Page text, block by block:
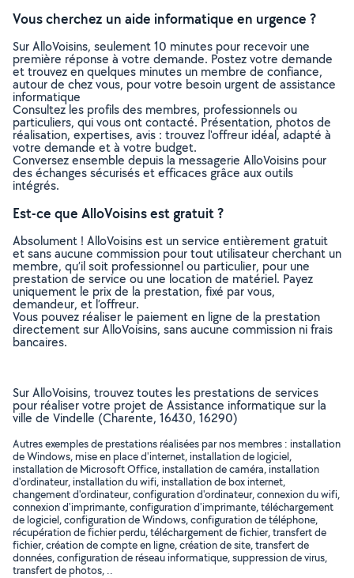
Vous cherchez un aide informatique en urgence ?
Sur AlloVoisins, seulement 10 minutes pour recevoir une
première réponse à votre demande. Postez votre demande
et trouvez en quelques minutes un membre de confiance,
autour de chez vous, pour votre besoin urgent de assistance
informatique
Consultez les profils des membres, professionnels ou
particuliers, qui vous ont contacté. Présentation, photos de
réalisation, expertises, avis : trouvez l'offreur idéal, adapté à
votre demande et à votre budget.
Conversez ensemble depuis la messagerie AlloVoisins pour
des échanges sécurisés et efficaces grâce aux outils
intégrés.
Est-ce que AlloVoisins est gratuit ?
Absolument ! AlloVoisins est un service entièrement gratuit
et sans aucune commission pour tout utilisateur cherchant un
membre, qu’il soit professionnel ou particulier, pour une
prestation de service ou une location de matériel. Payez
uniquement le prix de la prestation, fixé par vous,
demandeur, et l’offreur.
Vous pouvez réaliser le paiement en ligne de la prestation
directement sur AlloVoisins, sans aucune commission ni frais
bancaires.
Sur AlloVoisins, trouvez toutes les prestations de services
pour réaliser votre projet de Assistance informatique sur la
ville de Vindelle (Charente, 16430, 16290)
Autres exemples de prestations réalisées par nos membres : installation
de Windows, mise en place d'internet, installation de logiciel,
installation de Microsoft Office, installation de caméra, installation
d'ordinateur, installation du wifi, installation de box internet,
changement d'ordinateur, configuration d'ordinateur, connexion du wifi,
connexion d'imprimante, configuration d'imprimante, téléchargement
de logiciel, configuration de Windows, configuration de téléphone,
récupération de fichier perdu, téléchargement de fichier, transfert de
fichier, création de compte en ligne, création de site, transfert de
données, configuration de réseau informatique, suppression de virus,
transfert de photos, ..